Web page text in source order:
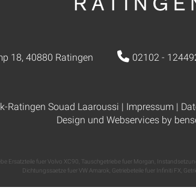
18, 40880 Ratingen 02102 -
Ratingen Souad Laaroussi | Impressum |
Design und Webservices by
Ersatzteile fuer Volvo XC90 Tauschgetriebe fuer Morgan
Dichtungssaetze fuer VW Amarok Getriebeteile fuer Infiniti FX